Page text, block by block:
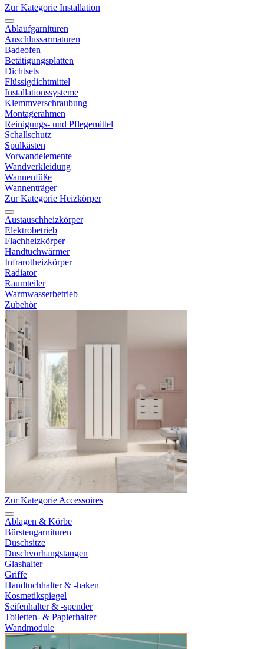
Zur Kategorie Installation
Ablaufgarnituren
Anschlussarmaturen
Badeofen
Betätigungsplatten
Dichtsets
Flüssigdichtmittel
Installationssysteme
Klemmverschraubung
Montagerahmen
Reinigungs- und Pflegemittel
Schallschutz
Spülkästen
Vorwandelemente
Wandverkleidung
Wannenfüße
Wannenträger
Zur Kategorie Heizkörper
Austauschheizkörper
Elektrobetrieb
Flachheizkörper
Handtuchwärmer
Infrarotheizkörper
Radiator
Raumteiler
Warmwasserbetrieb
Zubehör
Zur Kategorie Accessoires
Ablagen & Körbe
Bürstengarnituren
Duschsitze
Duschvorhangstangen
Glashalter
Griffe
Handtuchhalter & -haken
Kosmetikspiegel
Seifenhalter & -spender
Toiletten- & Papierhalter
Wandmodule